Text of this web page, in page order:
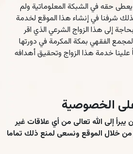
حقه في الشبكة المعلوماتية ولم
شرفنا في إنشاء هذا الموقع لخدمة
إلى هذا الزواج الشرعي الذي اقر
الفقهي بمكة المكرمة في دورتها
علينا خدمة هذا الزواج وتحقيق أهدافه
الخصوصية
إلى الله تعالى من أي علاقات غير
خلال الموقع ونسعى لمنع ذلك تماما